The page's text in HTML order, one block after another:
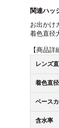
関連ハッ
お出かけ
着色直径
【商品詳
レンズ
着色直径
ベース
含水率